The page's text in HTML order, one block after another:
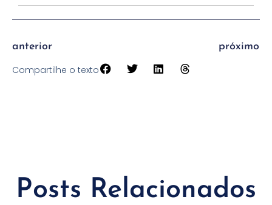
anterior próximo
Compartilhe o texto
Posts Relacionados